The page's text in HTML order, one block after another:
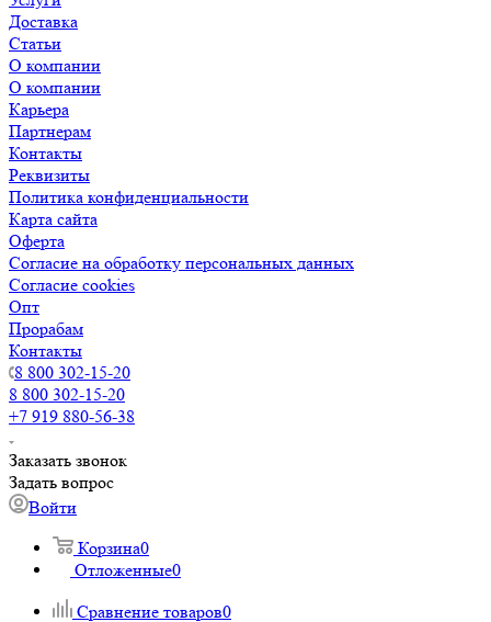
Доставка
Статьи
О компании
О компании
Карьера
Партнерам
Контакты
Реквизиты
Политика конфиденциальности
Карта сайта
Оферта
Согласие на обработку персональных данных
Согласие cookies
Опт
Прорабам
Контакты
8 800 302-15-20
8 800 302-15-20
+7 919 880-56-38
Заказать звонок
Задать вопрос
Войти
Корзина0
Отложенные0
Сравнение товаров0